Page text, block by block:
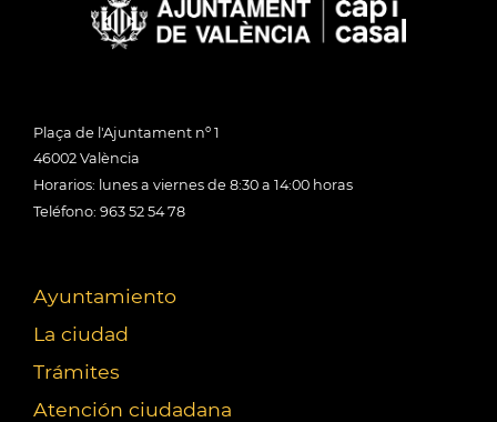
Plaça de l'Ajuntament nº 1
46002 València
Horarios: lunes a viernes de 8:30 a 14:00 horas
Teléfono: 963 52 54 78
Ayuntamiento
La ciudad
Trámites
Atención ciudadana